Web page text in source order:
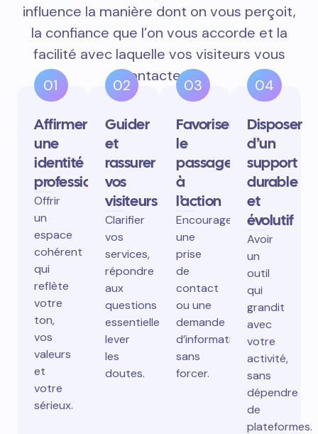
influence la manière dont on vous perçoit,
la confiance que l’on vous accorde et la
facilité avec laquelle vos visiteurs vous
contactent.
01
Affirmer
une
identité
professionnelle
Offrir
un
espace
cohérent
qui
reflète
votre
ton,
vos
valeurs
et
votre
sérieux.
02
Guider
et
rassurer
vos
visiteurs
Clarifier
vos
services,
répondre
aux
questions
essentielles,
lever
les
doutes.
03
Favoriser
le
passage
à
l’action
Encourager
une
prise
de
contact
ou une
demande
d’information
sans
forcer.
04
Disposer
d’un
support
durable
et
évolutif
Avoir
un
outil
qui
grandit
avec
votre
activité,
sans
dépendre
de
plateformes.